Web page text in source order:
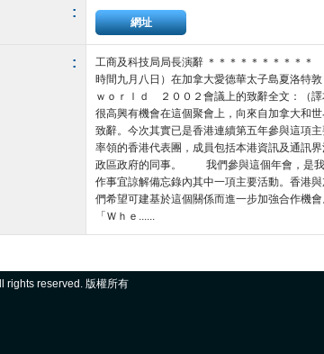
:
網址
:
工商及科技局局長演辭 ＊＊＊＊＊＊＊＊＊
時間九月八日）在加拿大愛德華太子島夏洛特
ｗｏｒｌｄ ２００２會議上的致辭全文：
很高興有機會在這個聚會上，向來自加拿大和
致辭。今次其實已是香港連續第五年參與這項
率領的香港代表團，成員包括本港資訊及通訊
政區政府的同事。 我們參與這個年會，是我
作事宜諒解備忘錄內其中一項主要活動。香港
們希望可建基於這個關係而進一步加強合作
「Ｗｈｅ......
rights reserved. 版權所有